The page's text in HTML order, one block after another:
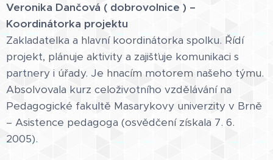
Veronika Dančová ( dobrovolnice ) –
Koordinátorka projektu
Zakladatelka a hlavní koordinátorka spolku. Řídí
projekt, plánuje aktivity a zajišťuje komunikaci s
partnery i úřady. Je hnacím motorem našeho týmu.
Absolvovala kurz celoživotního vzdělávání na
Pedagogické fakultě Masarykovy univerzity v Brně
– Asistence pedagoga (osvědčení získala 7. 6.
2005).